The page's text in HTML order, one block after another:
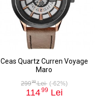
Ceas Quartz Curren Voyage
Maro
29999Lei (-62%)
11499Lei